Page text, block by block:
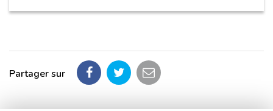
Partager sur
PartagerPartagerPartager